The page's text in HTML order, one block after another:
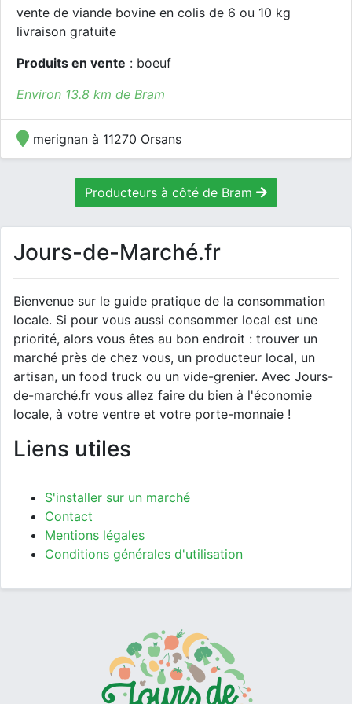
vente de viande bovine en colis de 6 ou 10 kg
livraison gratuite
Produits en vente : boeuf
Environ 13.8 km de Bram
merignan à 11270 Orsans
Producteurs à côté de Bram
Jours-de-Marché.fr
Bienvenue sur le guide pratique de la consommation
locale. Si pour vous aussi consommer local est une
priorité, alors vous êtes au bon endroit : trouver un
marché près de chez vous, un producteur local, un
artisan, un food truck ou un vide-grenier. Avec Jours-
de-marché.fr vous allez faire du bien à l'économie
locale, à votre ventre et votre porte-monnaie !
Liens utiles
S'installer sur un marché
Contact
Mentions légales
Conditions générales d'utilisation